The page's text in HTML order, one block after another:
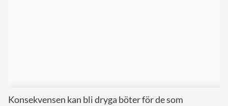
Konsekvensen kan bli dryga böter för de som